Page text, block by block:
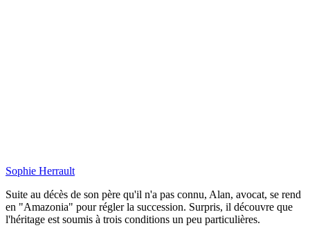
Sophie Herrault
Suite au décès de son père qu'il n'a pas connu, Alan, avocat, se rend
en "Amazonia" pour régler la succession. Surpris, il découvre que
l'héritage est soumis à trois conditions un peu particulières.